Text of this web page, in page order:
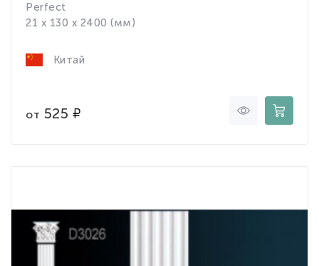
Perfect
21 x 130 x 2400 (мм)
Китай
от 525